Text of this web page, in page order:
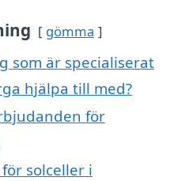
gömma
som är specialiserat
hjälpa till med?
för
solceller i